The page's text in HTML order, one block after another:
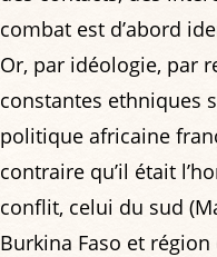
combat est d’abord
Or, par idéologie, par
constantes ethniques
politique africaine
contraire qu’il était
conflit, celui du sud
Burkina Faso et